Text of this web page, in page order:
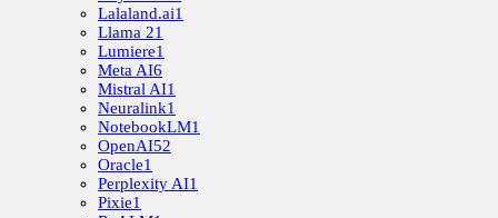
Lalaland.ai1
Llama 21
Lumiere1
Meta AI6
Mistral AI1
Neuralink1
NotebookLM1
OpenAI52
Oracle1
Perplexity AI1
Pixie1